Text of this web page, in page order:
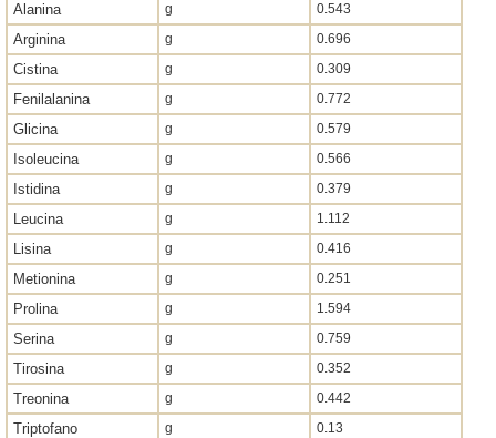
Alanina g 0.543
Arginina g 0.696
Cistina g 0.309
Fenilalanina g 0.772
Glicina g 0.579
Isoleucina g 0.566
Istidina g 0.379
Leucina g 1.112
Lisina g 0.416
Metionina g 0.251
Prolina g 1.594
Serina g 0.759
Tirosina g 0.352
Treonina g 0.442
Triptofano g 0.13